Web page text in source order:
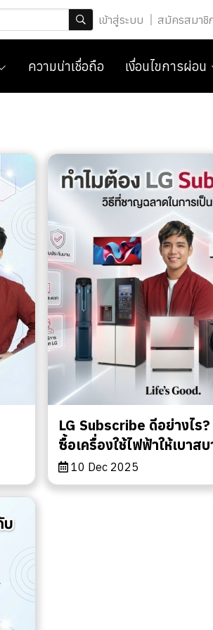
เข้าสู่ระบบ สมัครสมาชิ
ความน่าเชื่อถือ เงื่อนไขการผ่อน
LG Subscribe ดีอย่างไร
ซื้อเครื่องใช้ไฟฟ้าให้เบาส
10 Dec 2025